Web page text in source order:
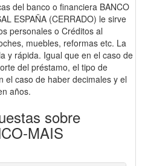
del banco o financiera BANCO
ESPAÑA (CERRADO) le sirve
personales o Créditos al
muebles, reformas etc. La
y rápida. Igual que en el caso de
del préstamo, el tipo de
el caso de haber decimales y el
años.
sobre
MAIS